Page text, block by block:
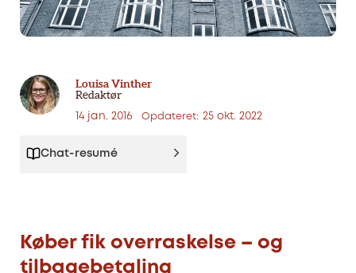
Louisa Vinther
Redaktør
14 jan. 2016 Opdateret: 25 okt. 2022
Chat-resumé
Køber fik overraskelse – og
tilbagebetaling